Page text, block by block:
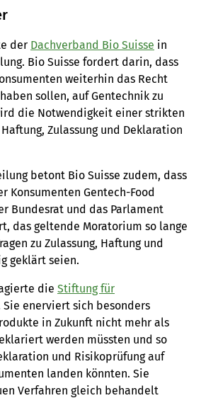
der Dachverband Bio Suisse in
Bio Suisse fordert darin, dass
weiterhin das Recht
sollen, auf Gentechnik zu
die Notwendigkeit einer strikten
Zulassung und Deklaration
betont Bio Suisse zudem, dass
Konsumenten Gentech-Food
Bundesrat und das Parlament
das geltende Moratorium so lange
zu Zulassung, Haftung und
geklärt seien.
die Stiftung für
Sie enerviert sich besonders
in Zukunft nicht mehr als
werden müssten und so
und Risikoprüfung auf
landen könnten. Sie
Verfahren gleich behandelt